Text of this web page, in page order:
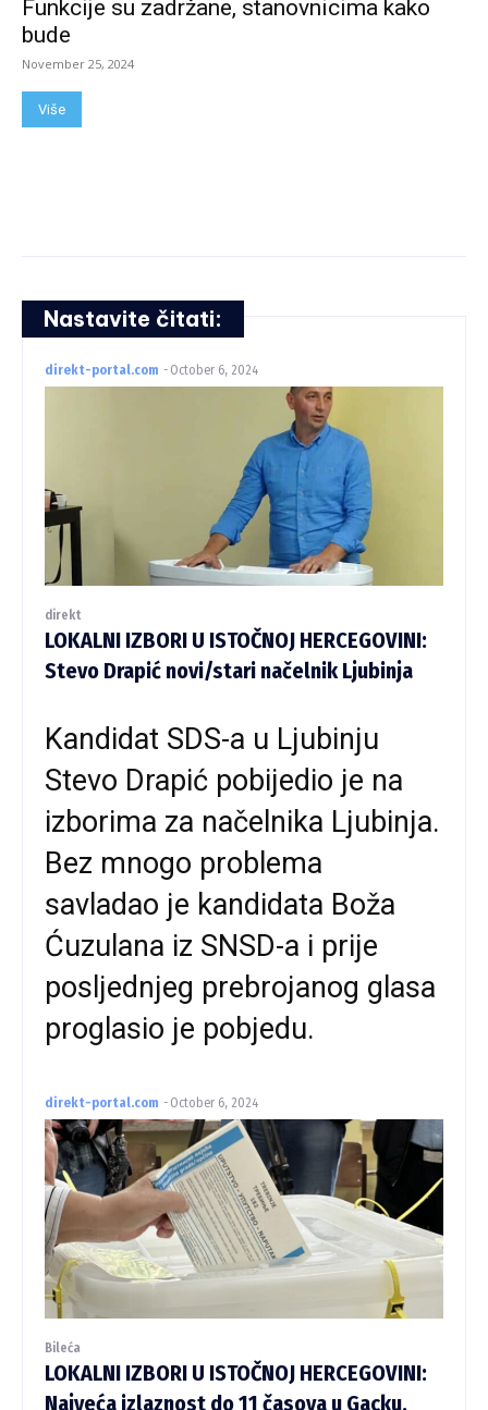
Funkcije su zadržane, stanovnicima kako
bude
November 25, 2024
Više
Nastavite čitati:
direkt-portal.com - October 6, 2024
direkt
LOKALNI IZBORI U ISTOČNOJ HERCEGOVINI:
Stevo Drapić novi/stari načelnik Ljubinja
Kandidat SDS-a u Ljubinju
Stevo Drapić pobijedio je na
izborima za načelnika Ljubinja.
Bez mnogo problema
savladao je kandidata Boža
Ćuzulana iz SNSD-a i prije
posljednjeg prebrojanog glasa
proglasio je pobjedu.
direkt-portal.com - October 6, 2024
Bileća
LOKALNI IZBORI U ISTOČNOJ HERCEGOVINI:
Najveća izlaznost do 11 časova u Gacku,